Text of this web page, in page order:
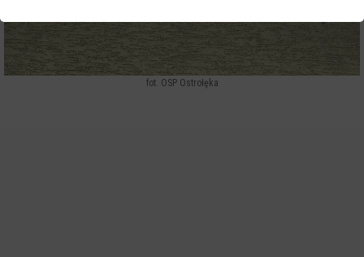
fot. OSP Ostrołęka